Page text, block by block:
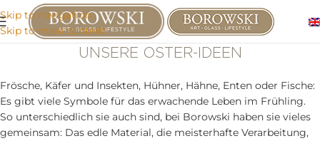
Skip to navigation
Skip to main content
UNSERE OSTER-IDEEN
Frösche, Käfer und Insekten, Hühner, Hähne, Enten oder Fische:
Es gibt viele Symbole für das erwachende Leben im Frühling.
So unterschiedlich sie auch sind, bei Borowski haben sie vieles
gemeinsam: Das edle Material, die meisterhafte Verarbeitung,